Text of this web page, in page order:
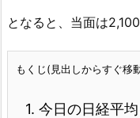
となると、当面は
もくじ(見出しからすぐ移
1. 今日の日経平